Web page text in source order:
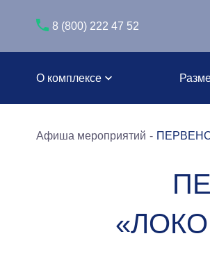
8 (800) 222 47 52
О комплексе
Афиша мероприятий